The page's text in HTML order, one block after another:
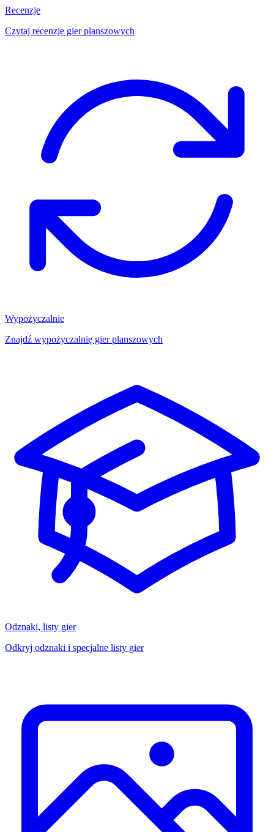
Recenzje
Czytaj recenzje gier planszowych
Wypożyczalnie
Znajdź wypożyczalnię gier planszowych
Odznaki, listy gier
Odkryj odznaki i specjalne listy gier